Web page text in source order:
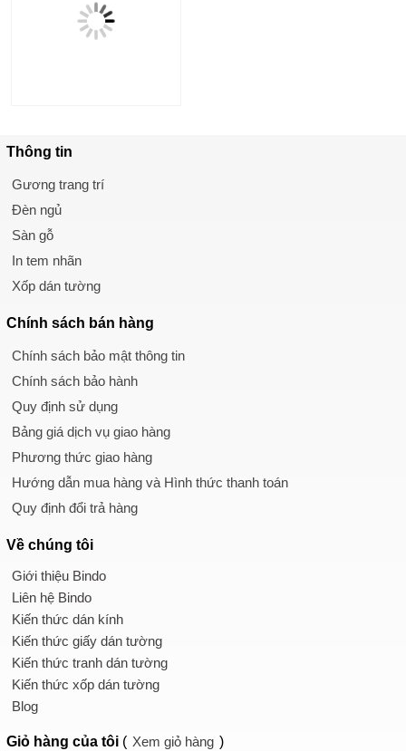
Thông tin
Gương trang trí
Đèn ngủ
Sàn gỗ
In tem nhãn
Xốp dán tường
Chính sách bán hàng
Chính sách bảo mật thông tin
Chính sách bảo hành
Quy định sử dụng
Bảng giá dịch vụ giao hàng
Phương thức giao hàng
Hướng dẫn mua hàng và Hình thức thanh toán
Quy định đổi trả hàng
Về chúng tôi
Giới thiệu Bindo
Liên hệ Bindo
Kiến thức dán kính
Kiến thức giấy dán tường
Kiến thức tranh dán tường
Kiến thức xốp dán tường
Blog
Giỏ hàng của tôi ( Xem giỏ hàng )